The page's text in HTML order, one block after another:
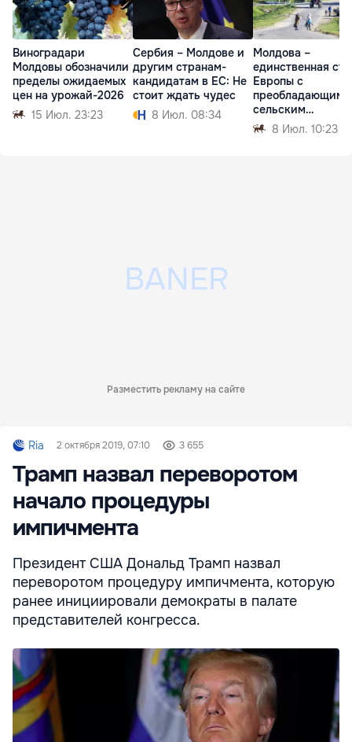
Виноградари
Молдовы обозначили
пределы ожидаемых
цен на урожай-2026
15 Июл. 23:23
Сербия – Молдове и
другим странам-
кандидатам в ЕС: Не
стоит ждать чудес
8 Июл. 08:34
Молдова –
единственная
Европы с
преобладающим
сельским
населением
8 Июл. 10:23
Разместить рекламу на сайте
Ria 2 октября 2019, 07:10 3 655
Трамп назвал переворотом
начало процедуры
импичмента
Президент США Дональд Трамп назвал
переворотом процедуру импичмента, которую
ранее инициировали демократы в палате
представителей конгресса.